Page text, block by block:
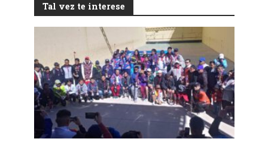
Tal vez te interese